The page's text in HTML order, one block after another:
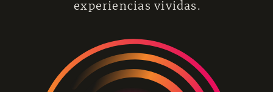
experiencias vividas.